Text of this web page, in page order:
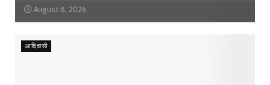
August 8, 2026
आदिवासी